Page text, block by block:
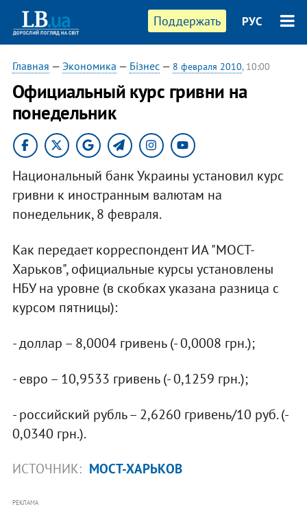
Поддержать РУС
Главная — Экономика — Бізнес— 8 февраля 2010, 10:00
Официальный курс гривни на
понедельник
Национальный банк Украины установил курс
гривни к иностранным валютам на
понедельник, 8 февраля.
Как передает корреспондент ИА "МОСТ-
Харьков", официальные курсы установлены
НБУ на уровне (в скобках указана разница с
курсом пятницы):
- доллар – 8,0004 гривень (- 0,0008 грн.);
- евро – 10,9533 гривень (- 0,1259 грн.);
- российский рубль – 2,6260 гривень/10 руб. (-
0,0340 грн.).
ИСТОЧНИК: МОСТ-ХАРЬКОВ
РЕКЛАМА